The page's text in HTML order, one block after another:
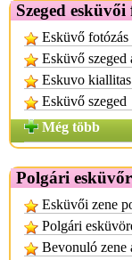
Szeged esküvői
Esküvő fotózás
Esküvő szeged
Eskuvo
Esküvő szeged
Még több
Polgári
Esküvői zene
Polgári
Bevonuló zene